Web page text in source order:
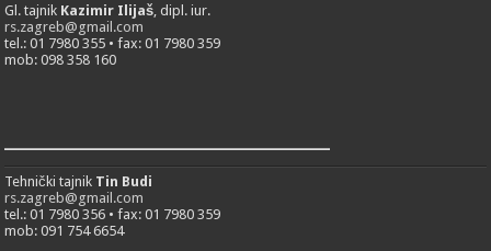
Gl. tajnik Kazimir Ilijaš , dipl. iur.
rs.zagreb@gmail.com
tel.: 01 7980 355 • fax: 01 7980 359
mob: 098 358 160
Tehnički tajnik Tin Budi
rs.zagreb@gmail.com
tel.: 01 7980 356 • fax: 01 7980 359
mob: 091 754 6654